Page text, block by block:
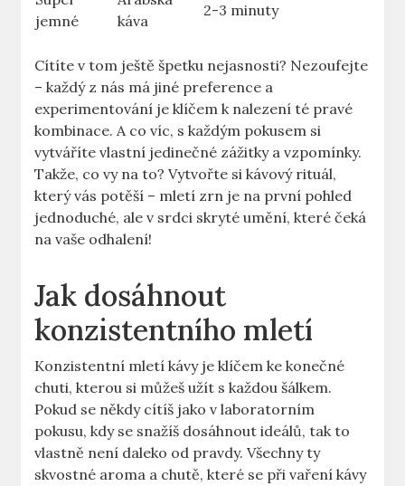
jemné
káva
2-3 minuty
Cítíte v tom ještě špetku nejasnosti? Nezoufejte
– každý z nás má ⁤jiné preference a
experimentování je klíčem k nalezení té pravé
kombinace. A co víc, s každým pokusem si
vytváříte ⁣vlastní jedinečné zážitky‍ a vzpomínky.
Takže, co vy na to? Vytvořte si kávový rituál,
který vás potěší​ – mletí zrn je na první pohled
jednoduché, ale v srdci skryté umění, které čeká
na vaše odhalení!
Jak dosáhnout
konzistentního mletí
Konzistentní mletí ‍kávy ⁢je klíčem ke konečné
chuti, kterou si můžeš užít ‌s ‌každou šálkem.
Pokud se někdy cítíš jako v laboratorním
pokusu, kdy se snažíš dosáhnout ideálů, tak to‌
vlastně ⁢není daleko od pravdy. Všechny ty⁣
skvostné aroma​ a chutě, které se při vaření kávy